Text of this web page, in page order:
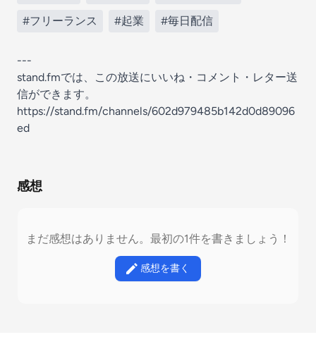
#フリーランス #起業 #毎日配信
---
stand.fmでは、この放送にいいね・コメント・レター送
信ができます。
https://stand.fm/channels/602d979485b142d0d89096
ed
感想
まだ感想はありません。最初の1件を書きましょう！
感想を書く